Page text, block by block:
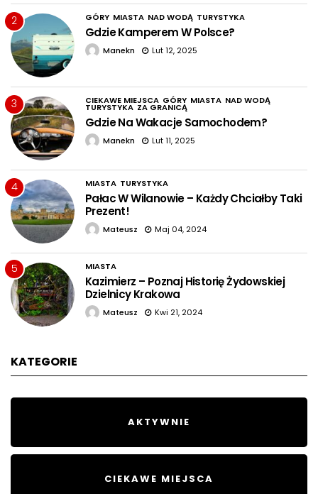
2 GÓRY MIASTA NAD WODĄ TURYSTYKA
Gdzie Kamperem W Polsce?
Manekn Lut 12, 2025
3 CIEKAWE MIEJSCA GÓRY MIASTA NAD WODĄ
TURYSTYKA ZA GRANICĄ
Gdzie Na Wakacje Samochodem?
Manekn Lut 11, 2025
4 MIASTA TURYSTYKA
Pałac W Wilanowie – Każdy Chciałby Taki
Prezent!
Mateusz Maj 04, 2024
5 MIASTA
Kazimierz – Poznaj Historię Żydowskiej
Dzielnicy Krakowa
Mateusz Kwi 21, 2024
KATEGORIE
AKTYWNIE
CIEKAWE MIEJSCA